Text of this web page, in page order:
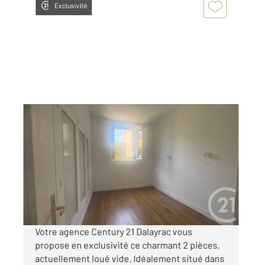
Exclusivité
FONTENAY SOUS BOIS 94
37,92 m
, 2 pièces
Ref : 10154
Appartement F2 à louer
856,75 €
par mois charges comprises
Votre agence Century 21 Dalayrac vous
propose en exclusivité ce charmant 2 pièces,
actuellement loué vide. Idéalement situé dans